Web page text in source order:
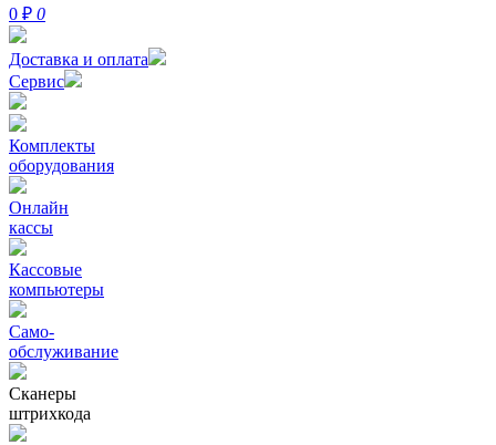
0 ₽ 0
Доставка и оплата
Сервис
Комплекты
оборудования
Онлайн
кассы
Кассовые
компьютеры
Само-
обслуживание
Сканеры
штрихкода